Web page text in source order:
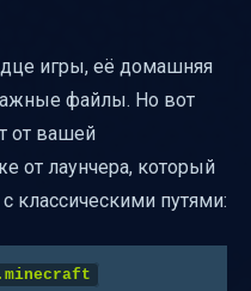
управлению
и путями
игры, её домашняя
файлы. Но вот
от вашей
от лаунчера, который
классическими путями:
.minecraft